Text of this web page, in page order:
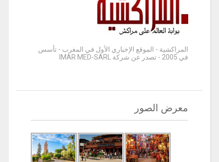
المراكشية - الموقع الإخباري الأول في المغرب - تأسس
في 2005 - تصدر عن شركة IMAR MED-SARL
معرض الصور